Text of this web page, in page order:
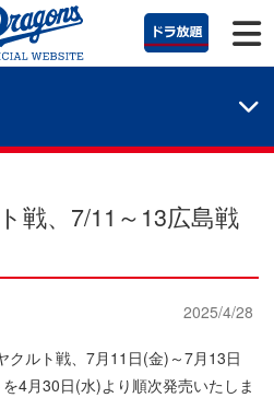
戦、7/11～13広島戦
2025/4/28
クルト戦、7月11日(金)～7月13日
4月30日(水)より順次発売いたしま